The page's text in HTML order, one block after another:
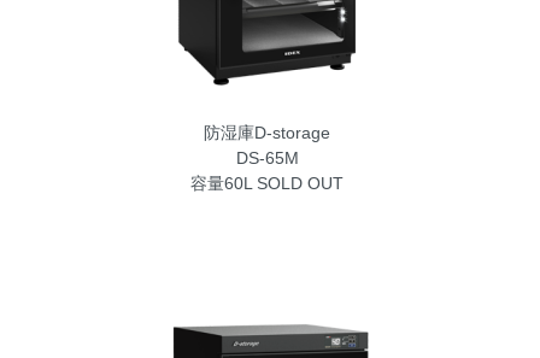
防湿庫D-storage
DS-65M
容量60L SOLD OUT